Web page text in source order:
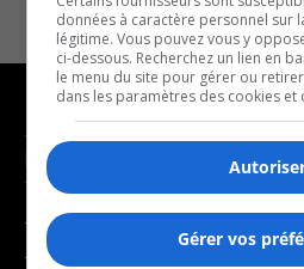
NOUVELLES
- Affaires municipales
- Communauté / Social
données à caractère personnel sur
légitime. Vous pouvez vous y
ci-dessous. Recherchez un lien en
le menu du site pour gérer ou
dans les paramètres des cookies et
Gérer vos